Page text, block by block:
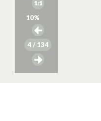
10%
4/ 134